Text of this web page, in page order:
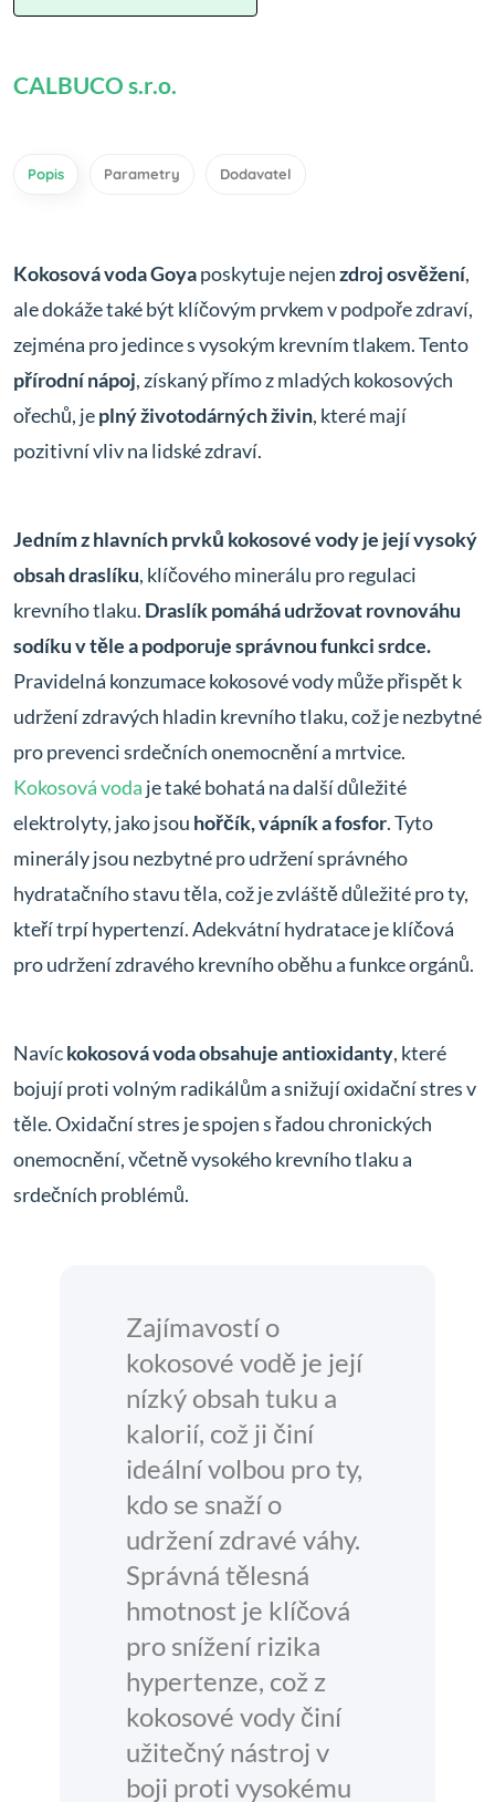
CALBUCO s.r.o.
Popis Parametry Dodavatel
Kokosová voda Goyaposkytuje nejenzdroj osvěžení,
ale dokáže také být klíčovým prvkem v podpoře zdraví,
zejména pro jedince s vysokým krevním tlakem. Tento
přírodní nápoj, získaný přímo z mladých kokosových
ořechů, jeplný životodárných živin, které mají
pozitivní vliv na lidské zdraví.
Jedním z hlavních prvků kokosové vody je její vysoký
obsah draslíku, klíčového minerálu pro regulaci
krevního tlaku. Draslík pomáhá udržovat rovnováhu
sodíku v těle a podporuje správnou funkci srdce.
Pravidelná konzumace kokosové vody může přispět k
udržení zdravých hladin krevního tlaku, což je nezbytné
pro prevenci srdečních onemocnění a mrtvice.
Kokosová voda je také bohatá na další důležité
elektrolyty, jako jsou hořčík, vápník a fosfor. Tyto
minerály jsou nezbytné pro udržení správného
hydratačního stavu těla, což je zvláště důležité pro ty,
kteří trpí hypertenzí. Adekvátní hydratace je klíčová
pro udržení zdravého krevního oběhu a funkce orgánů.
Navíckokosová voda obsahuje antioxidanty, které
bojují proti volným radikálům a snižují oxidační stres v
těle. Oxidační stres je spojen s řadou chronických
onemocnění, včetně vysokého krevního tlaku a
srdečních problémů.
Zajímavostí o
kokosové vodě je její
nízký obsah tuku a
kalorií, což ji činí
ideální volbou pro ty,
kdo se snaží o
udržení zdravé váhy.
Správná tělesná
hmotnost je klíčová
pro snížení rizika
hypertenze, což z
kokosové vody činí
užitečný nástroj v
boji proti vysokému